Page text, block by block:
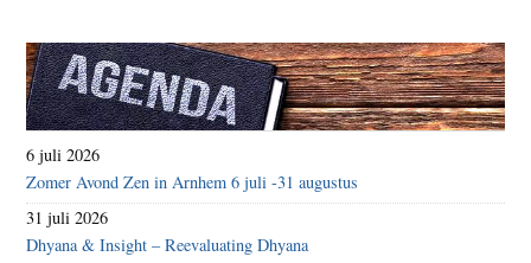
6 juli 2026
Zomer Avond Zen in Arnhem 6 juli -31 augustus
31 juli 2026
Dhyana & Insight – Reevaluating Dhyana